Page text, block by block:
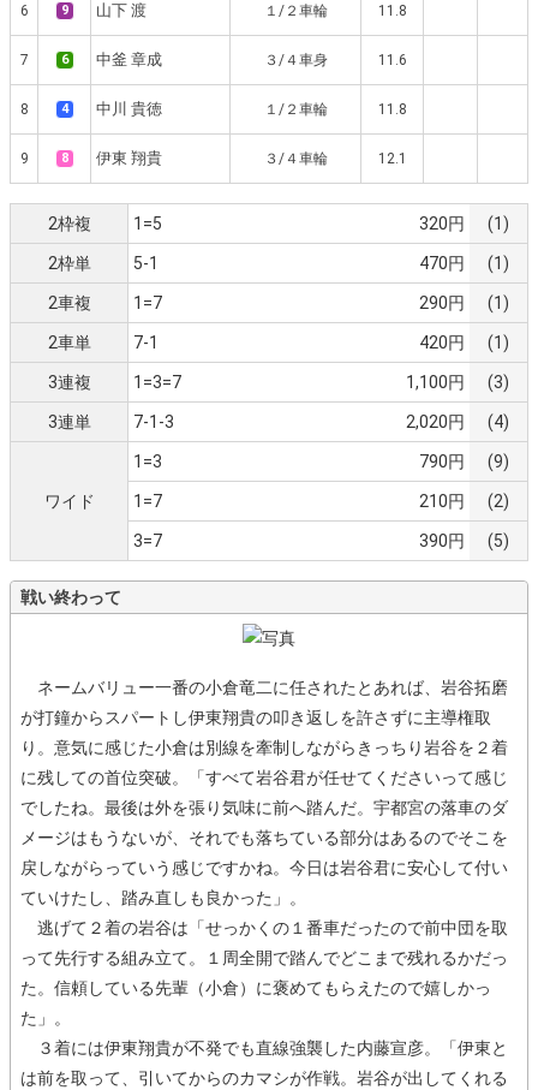
6 9 山下 渡 １/２車輪 11.8
7 6 中釜 章成 ３/４車身 11.6
8 4 中川 貴徳 １/２車輪 11.8
9 8 伊東 翔貴 ３/４車輪 12.1
2枠複 1=5 320円 (1)
2枠単 5-1 470円 (1)
2車複 1=7 290円 (1)
2車単 7-1 420円 (1)
3連複 1=3=7 1,100円 (3)
3連単 7-1-3 2,020円 (4)
ワイド
1=3 790円 (9)
1=7 210円 (2)
3=7 390円 (5)
戦い終わって
ネームバリュー一番の小倉竜二に任されたとあれば、岩谷拓磨
が打鐘からスパートし伊東翔貴の叩き返しを許さずに主導権取
り。意気に感じた小倉は別線を牽制しながらきっちり岩谷を２着
に残しての首位突破。「すべて岩谷君が任せてくださいって感じ
でしたね。最後は外を張り気味に前へ踏んだ。宇都宮の落車のダ
メージはもうないが、それでも落ちている部分はあるのでそこを
戻しながらっていう感じですかね。今日は岩谷君に安心して付い
ていけたし、踏み直しも良かった」。
逃げて２着の岩谷は「せっかくの１番車だったので前中団を取
って先行する組み立て。１周全開で踏んでどこまで残れるかだっ
た。信頼している先輩（小倉）に褒めてもらえたので嬉しかっ
た」。
３着には伊東翔貴が不発でも直線強襲した内藤宣彦。「伊東と
は前を取って、引いてからのカマシが作戦。岩谷が出してくれる